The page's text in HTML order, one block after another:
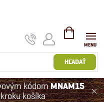
HĽADAŤ
NÁKUPNÝ
KOŠÍK
kódomMNAM15
košíka